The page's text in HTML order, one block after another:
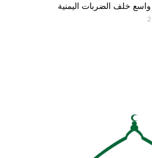
خلف الضربات اليمنية